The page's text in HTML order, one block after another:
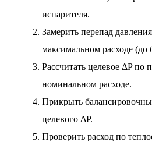
испарителя.
Замерить перепад
максимальном расходе (до
Рассчитать целевое ΔP
номинальном расходе.
Прикрыть
целевого ΔP.
Проверить расход по